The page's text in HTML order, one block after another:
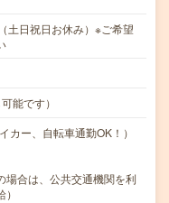
土日祝日お休み）※ご希望
能です）
カー、自転車通勤OK！）
場合は、公共交通機関を利